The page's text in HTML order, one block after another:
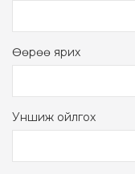
Өөрөө ярих
Уншиж ойлгох